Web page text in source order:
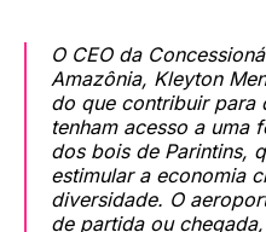
O CEO da
Amazônia, Kleyton
do que contribuir para
tenham acesso a uma
dos bois de Parintins,
estimular a economia
diversidade. O
de partida ou